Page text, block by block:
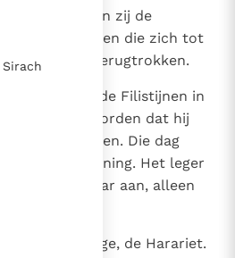
Toen zij de
verzamelden die zich tot
Israëlieten terugtrokken.
en sloeg op de Filistijnen in
stijf was geworden dat hij
los kon laten. Die dag
grote overwinning. Het leger
achter Elazar aan, alleen
de zoon van Age, de Harariet.